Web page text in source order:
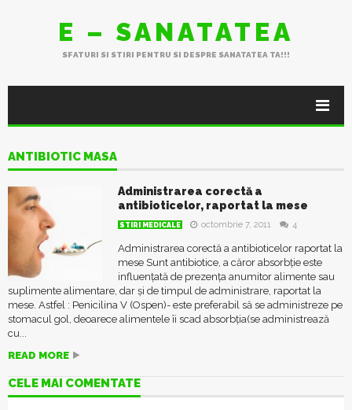
E – SANATATEA
SFATURI SI STIRI PENTRU SI DESPRE SANATATEA TA!!!
ANTIBIOTIC MASA
Administrarea corectă a
antibioticelor, raportat la mese
STIRI MEDICALE octombrie 7, 2011 4
Administrarea corectă a antibioticelor raportat la
mese Sunt antibiotice, a căror absorbție este
influențată de prezența anumitor alimente sau
suplimente alimentare, dar și de timpul de administrare, raportat la
mese. Astfel : Penicilina V (Ospen)- este preferabil să se administreze pe
stomacul gol, deoarece alimentele îi scad absorbția(se administrează
cu...
READ MORE
CELE MAI COMENTATE